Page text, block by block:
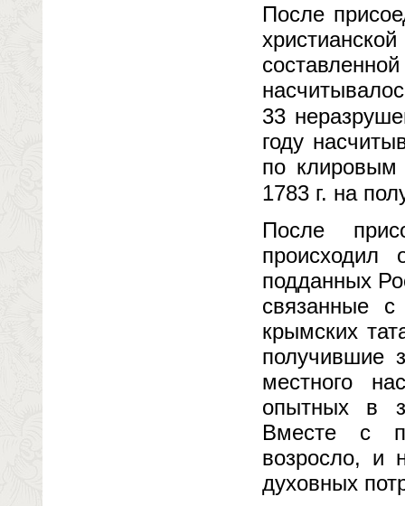
После
33
году
по
1783 г. на
После
происходил
подданных
связанные с
крымских
получившие
местного
опытных в
Вместе с
возросло, и
духовных